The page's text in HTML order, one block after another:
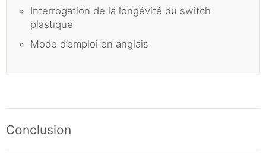
Interrogation de la longévité du switch
plastique
Mode d’emploi en anglais
Conclusion